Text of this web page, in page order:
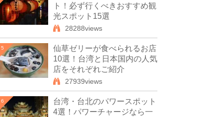
ト！必ず行くべきおすすめ観
光スポット15選
28288views
5
仙草ゼリーが食べられるお店
10選！台湾と日本国内の人気
店をそれぞれご紹介
27939views
6
台湾・台北のパワースポット
4選！パワーチャージなら一